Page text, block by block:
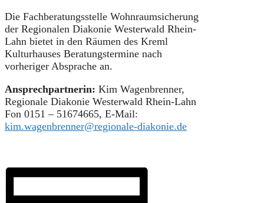
Die Fachberatungsstelle Wohnraumsicherung
der Regionalen Diakonie Westerwald Rhein-
Lahn bietet in den Räumen des Kreml
Kulturhauses Beratungstermine nach
vorheriger Absprache an.
Ansprechpartnerin: Kim Wagenbrenner,
Regionale Diakonie Westerwald Rhein-Lahn
Fon 0151 – 51674665, E-Mail:
kim.wagenbrenner@regionale-diakonie.de